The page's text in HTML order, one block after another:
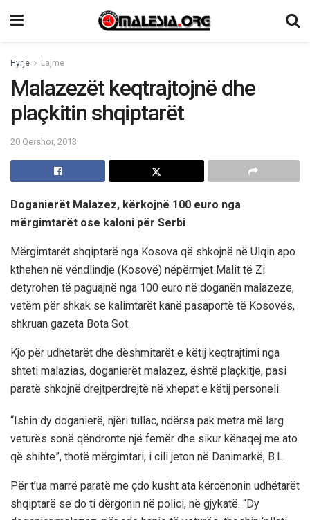
Hyrje Lajme
Malazezët keqtrajtojnë dhe
plaçkitin shqiptarët
20 Qershor, 2013
Doganierët Malazez, kërkojnë 100 euro nga
mërgimtarët ose kaloni për Serbi
Mërgimtarët shqiptarë nga Kosova që shkojnë në Ulqin apo
kthehen në vëndlindje (Kosovë) nëpërmjet Malit të Zi
detyrohen të paguajnë nga 100 euro në doganën malazeze,
vetëm për shkak se kalimtarët kanë pasaportë të Kosovës,
shkruan gazeta Bota Sot.
Kjo për udhëtarët dhe dëshmitarët e këtij keqtrajtimi nga
shteti malazias, doganierët malazez, është plaçkitje, pasi
paratë shkojnë drejtpërdrejtë në xhepat e këtij personeli.
“Ishin dy doganierë, njëri tullac, ndërsa pak metra më larg
veturës sonë qëndronte një femër dhe sikur kënaqej me ato
që shihte”, thotë mërgimtari, i cili jeton në Danimarkë, B.L.
Për t’ua marrë paratë me çdo kusht ata kërcënonin udhëtarët
shqiptarë se do ti dërgonin në polici, në gjykatë. “Dy